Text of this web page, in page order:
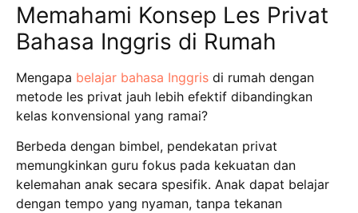
Memahami Konsep Les Privat
Bahasa Inggris di Rumah
Mengapa belajar bahasa Inggris di rumah dengan
metode les privat jauh lebih efektif dibandingkan
kelas konvensional yang ramai?
Berbeda dengan bimbel, pendekatan privat
memungkinkan guru fokus pada kekuatan dan
kelemahan anak secara spesifik. Anak dapat belajar
dengan tempo yang nyaman, tanpa tekanan